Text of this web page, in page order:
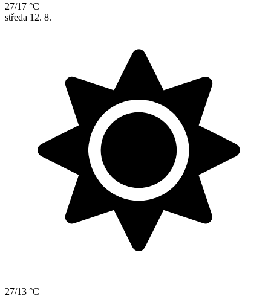
27/17 °C
středa 12. 8.
27/13 °C